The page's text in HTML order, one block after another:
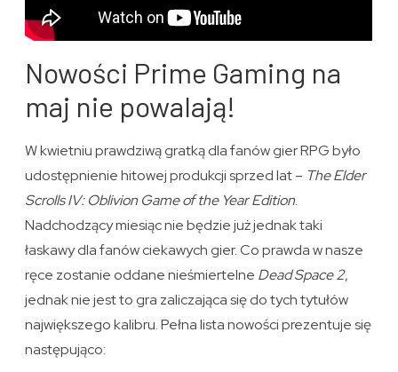
Nowości Prime Gaming na
maj nie powalają!
W kwietniu prawdziwą gratką dla fanów gier RPG było
udostępnienie hitowej produkcji sprzed lat – The Elder
Scrolls IV: Oblivion Game of the Year Edition.
Nadchodzący miesiąc nie będzie już jednak taki
łaskawy dla fanów ciekawych gier. Co prawda w nasze
ręce zostanie oddane nieśmiertelne Dead Space 2,
jednak nie jest to gra zaliczająca się do tych tytułów
największego kalibru. Pełna lista nowości prezentuje się
następująco: